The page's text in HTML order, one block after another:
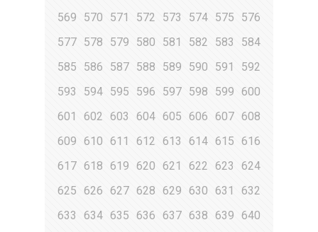
569
570 571 572 573 574 575
576
577 578 579 580 581 582 583
584
585
586 587 588 589 590 591
592
593
594 595 596 597 598 599
600
601
602 603 604 605 606 607 608
609
610 611 612 613 614 615
616
617 618 619 620 621 622 623
624
625
626 627 628 629 630 631
632
633
634 635 636 637 638 639 640